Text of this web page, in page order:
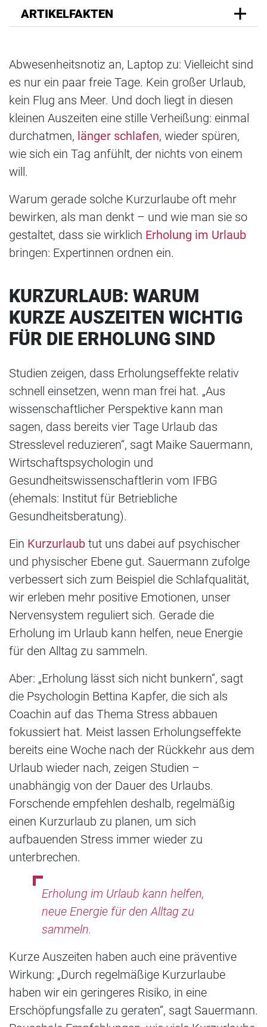
ARTIKELFAKTEN
Abwesenheitsnotiz an, Laptop zu: Vielleicht sind
es nur ein paar freie Tage. Kein großer Urlaub,
kein Flug ans Meer. Und doch liegt in diesen
kleinen Auszeiten eine stille Verheißung: einmal
durchatmen, länger schlafen, wieder spüren,
wie sich ein Tag anfühlt, der nichts von einem
will.
Warum gerade solche Kurzurlaube oft mehr
bewirken, als man denkt – und wie man sie so
gestaltet, dass sie wirklich Erholung im Urlaub
bringen: Expertinnen ordnen ein.
KURZURLAUB: WARUM
KURZE AUSZEITEN WICHTIG
FÜR DIE ERHOLUNG SIND
Studien zeigen, dass Erholungseffekte relativ
schnell einsetzen, wenn man frei hat. „Aus
wissenschaftlicher Perspektive kann man
sagen, dass bereits vier Tage Urlaub das
Stresslevel reduzieren“, sagt Maike Sauermann,
Wirtschaftspsychologin und
Gesundheitswissenschaftlerin vom IFBG
(ehemals: Institut für Betriebliche
Gesundheitsberatung).
Ein Kurzurlaub tut uns dabei auf psychischer
und physischer Ebene gut. Sauermann zufolge
verbessert sich zum Beispiel die Schlafqualität,
wir erleben mehr positive Emotionen, unser
Nervensystem reguliert sich. Gerade die
Erholung im Urlaub kann helfen, neue Energie
für den Alltag zu sammeln.
Aber: „Erholung lässt sich nicht bunkern“, sagt
die Psychologin Bettina Kapfer, die sich als
Coachin auf das Thema Stress abbauen
fokussiert hat. Meist lassen Erholungseffekte
bereits eine Woche nach der Rückkehr aus dem
Urlaub wieder nach, zeigen Studien –
unabhängig von der Dauer des Urlaubs.
Forschende empfehlen deshalb, regelmäßig
einen Kurzurlaub zu planen, um sich
aufbauenden Stress immer wieder zu
unterbrechen.
Erholung im Urlaub kann helfen,
neue Energie für den Alltag zu
sammeln.
Kurze Auszeiten haben auch eine präventive
Wirkung: „Durch regelmäßige Kurzurlaube
haben wir ein geringeres Risiko, in eine
Erschöpfungsfalle zu geraten“, sagt Sauermann.